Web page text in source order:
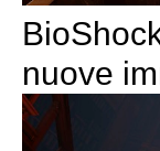
nuove